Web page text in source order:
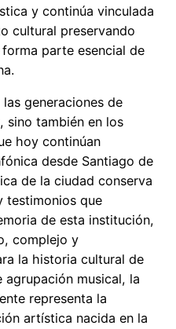
y continúa vinculada
cultural preservando
parte esencial de
generaciones de
sino también en los
hoy continúan
desde Santiago de
de la ciudad conserva
testimonios que
de esta institución,
complejo y
la historia cultural de
agrupación musical, la
representa la
artística nacida en la